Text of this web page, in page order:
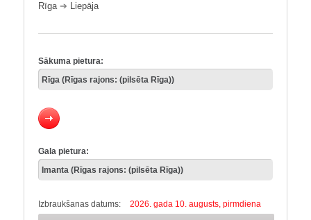
Rīga➔ Liepāja
Sākuma pietura:
Gala pietura:
Izbraukšanas datums: 2026. gada 10. augusts, pirmdiena